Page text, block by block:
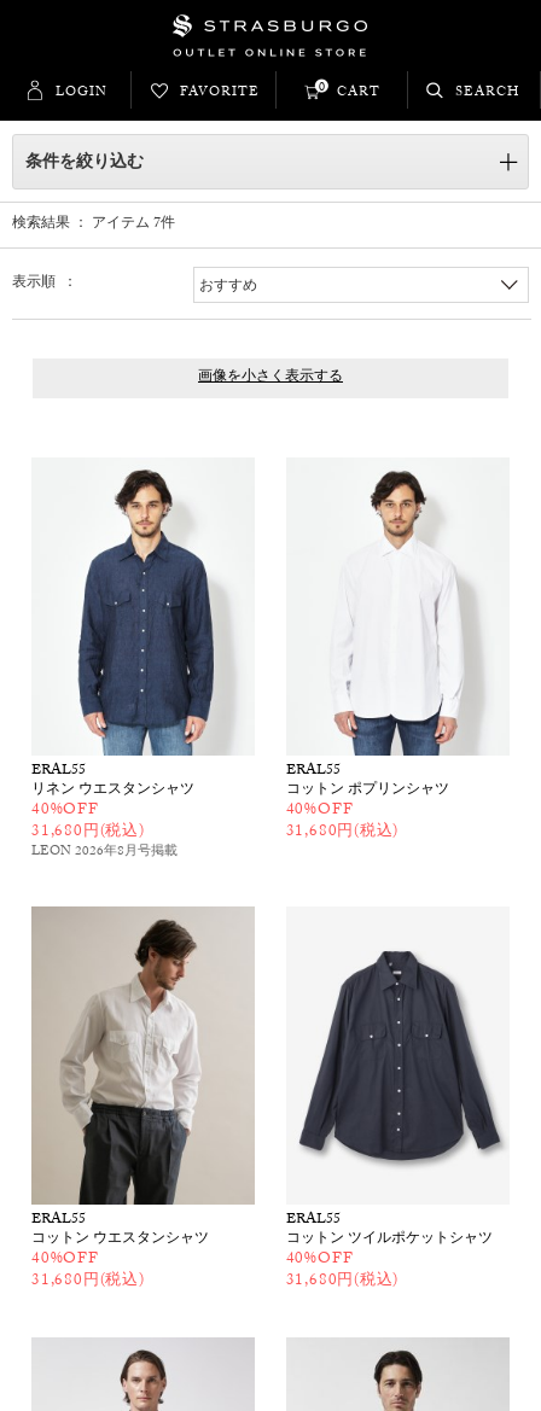
LOGIN FAVORITE CART
0 SEARCH
条件を絞り込む
検索結果 ： アイテム 7件
表示順 ：
ERAL55
リネン ウエスタンシャツ
40%OFF
31,680円(税込)
LEON 2026年8月号掲載
ERAL55
コットン ポプリンシャツ
40%OFF
31,680円(税込)
ERAL55
コットン ウエスタンシャツ
40%OFF
31,680円(税込)
ERAL55
コットン ツイルポケットシャツ
40%OFF
31,680円(税込)